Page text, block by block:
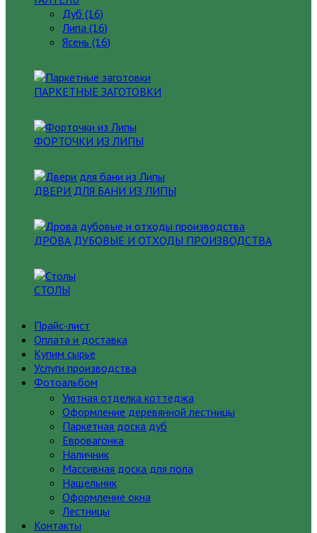
Дуб (16)
Липа (16)
Ясень (16)
ПАРКЕТНЫЕ ЗАГОТОВКИ
ФОРТОЧКИ ИЗ ЛИПЫ
ДВЕРИ ДЛЯ БАНИ ИЗ ЛИПЫ
ДРОВА ДУБОВЫЕ И ОТХОДЫ ПРОИЗВОДСТВА
СТОЛЫ
Прайс-лист
Оплата и доставка
Купим сырье
Услуги производства
Фотоальбом
Уютная отделка коттеджа
Оформление деревянной лестницы
Паркетная доска дуб
Евровагонка
Наличник
Массивная доска для пола
Нащельник
Оформление окна
Лестницы
Контакты